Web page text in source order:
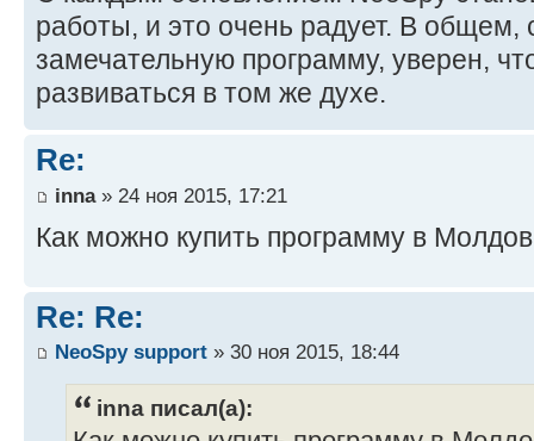
работы, и это очень радует. В общем,
замечательную программу, уверен,
развиваться в том же духе.
Re:
inna» 24 ноя 2015, 17:21
Как можно купить программу в
Re: Re:
NeoSpy support » 30 ноя 2015, 18:44
inna писал(а):